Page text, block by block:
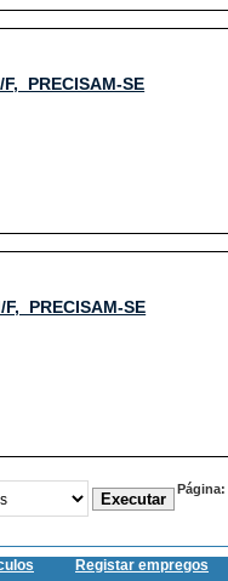
PRECISAM-SE
F, PRECISAM-SE
Página:
Registar empregos